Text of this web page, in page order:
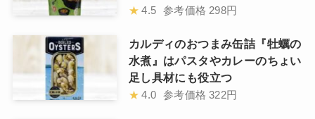
★ 4.5 参考価格 298円
カルディのおつまみ缶詰『牡蠣の
水煮』はパスタやカレーのちょい
足し具材にも役立つ
★ 4.0 参考価格 322円